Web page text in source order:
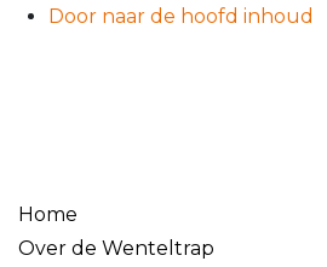
Door naar de hoofd inhoud
Home
Over de Wenteltrap